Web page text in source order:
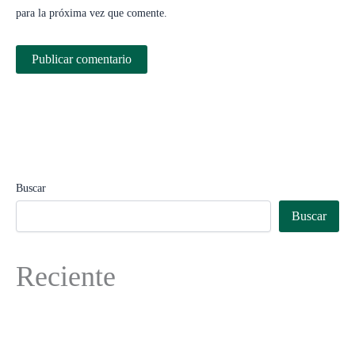
para la próxima vez que comente.
Buscar
Buscar
Reciente